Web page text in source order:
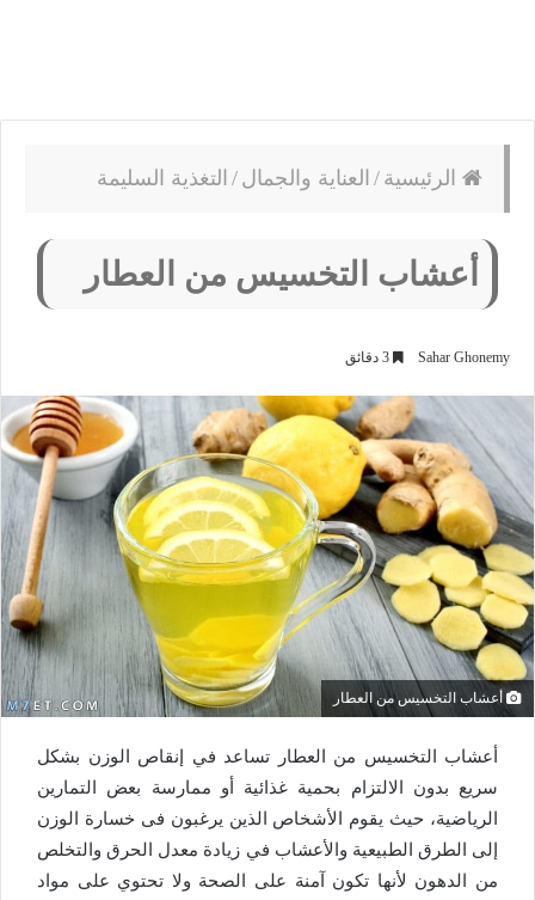
الرئيسية / العناية والجمال / التغذية السليمة
أعشاب التخسيس من العطار
Sahar Ghonemy
أعشاب التخسيس من العطار
أعشاب التخسيس من العطار تساعد في إنقاص الوزن بشكل
سريع بدون الالتزام بحمية غذائية أو ممارسة بعض التمارين
الرياضية، حيث يقوم الأشخاص الذين يرغبون فى خسارة الوزن
إلى الطرق الطبيعية والأعشاب في زيادة معدل الحرق والتخلص
من الدهون لأنها تكون آمنة على الصحة ولا تحتوي على مواد